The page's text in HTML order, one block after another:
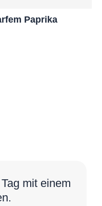
Paprika
mit einem